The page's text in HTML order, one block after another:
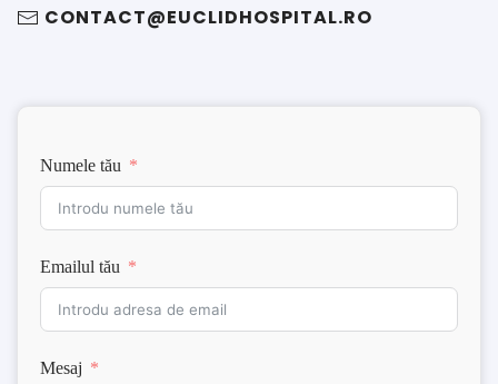
CONTACT@EUCLIDHOSPITAL.RO
Numele tău
Emailul tău
Mesaj